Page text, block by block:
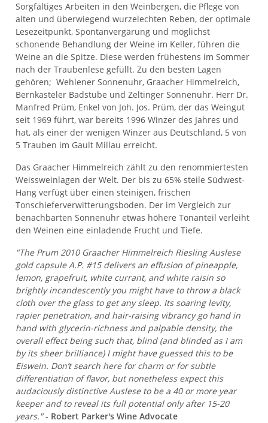
Sorgfältiges Arbeiten in den Weinbergen, die Pflege von
alten und überwiegend wurzelechten Reben, der optimale
Lesezeitpunkt, Spontanvergärung und möglichst
schonende Behandlung der Weine im Keller, führen die
Weine an die Spitze. Diese werden frühestens im Sommer
nach der Traubenlese gefüllt. Zu den besten Lagen
gehören; Wehlener Sonnenuhr, Graacher Himmelreich,
Bernkasteler Badstube und Zeltinger Sonnenuhr. Herr Dr.
Manfred Prüm, Enkel von Joh. Jos. Prüm, der das Weingut
seit 1969 führt, war bereits 1996 Winzer des Jahres und
hat, als einer der wenigen Winzer aus Deutschland, 5 von
5 Trauben im Gault Millau erreicht.
Das Graacher Himmelreich zählt zu den renommiertesten
Weissweinlagen der Welt. Der bis zu 65% steile Südwest-
Hang verfügt über einen steinigen, frischen
Tonschieferverwitterungsboden. Der im Vergleich zur
benachbarten Sonnenuhr etwas höhere Tonanteil verleiht
den Weinen eine einladende Frucht und Tiefe.
"The Prum 2010 Graacher Himmelreich Riesling Auslese
gold capsule A.P. #15 delivers an effusion of pineapple,
lemon, grapefruit, white currant, and white raisin so
brightly incandescently you might have to throw a black
cloth over the glass to get any sleep. Its soaring levity,
rapier penetration, and hair-raising vibrancy go hand in
hand with glycerin-richness and palpable density, the
overall effect being such that, blind (and blinded as I am
by its sheer brilliance) I might have guessed this to be
Eiswein. Don’t search here for charm or for subtle
differentiation of flavor, but nonetheless expect this
audaciously distinctive Auslese to be a 40 or more year
keeper and to reveal its full potential only after 15-20
years."- Robert Parker's Wine Advocate